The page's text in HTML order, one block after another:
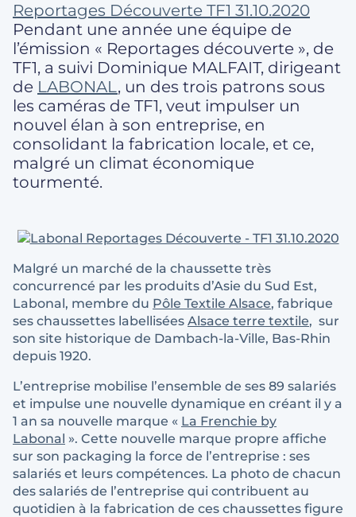
Reportages Découverte TF1 31.10.2020
Pendant une année une équipe de
l’émission « Reportages découverte », de
TF1, a suivi Dominique MALFAIT, dirigeant
de LABONAL, un des trois patrons sous
les caméras de TF1, veut impulser un
nouvel élan à son entreprise, en
consolidant la fabrication locale, et ce,
malgré un climat économique
tourmenté.
Malgré un marché de la chaussette très
concurrencé par les produits d’Asie du Sud Est,
Labonal, membre du Pôle Textile Alsace, fabrique
ses chaussettes labellisées Alsace terre textile, sur
son site historique de Dambach-la-Ville, Bas-Rhin
depuis 1920.
L’entreprise mobilise l’ensemble de ses 89 salariés
et impulse une nouvelle dynamique en créant il y a
1 an sa nouvelle marque « La Frenchie by
Labonal ». Cette nouvelle marque propre affiche
sur son packaging la force de l’entreprise : ses
salariés et leurs compétences. La photo de chacun
des salariés de l’entreprise qui contribuent au
quotidien à la fabrication de ces chaussettes figure